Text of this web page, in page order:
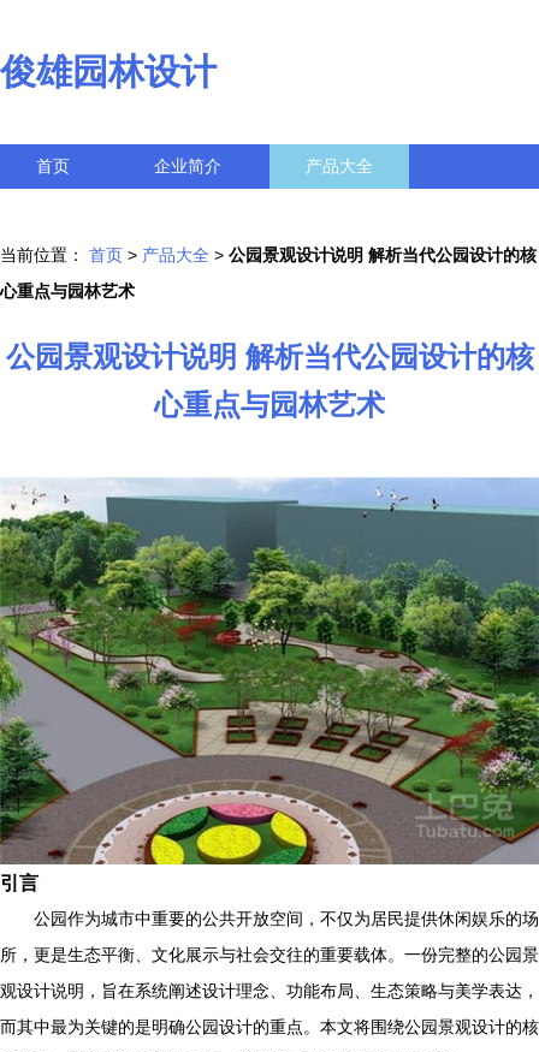
俊雄园林设计
首页 企业简介 产品大全
当前位置： 首页 > 产品大全 > 公园景观设计说明 解析当代公园设计的核
心重点与园林艺术
公园景观设计说明 解析当代公园设计的核
心重点与园林艺术
引言
公园作为城市中重要的公共开放空间，不仅为居民提供休闲娱乐的场
所，更是生态平衡、文化展示与社会交往的重要载体。一份完整的公园景
观设计说明，旨在系统阐述设计理念、功能布局、生态策略与美学表达，
而其中最为关键的是明确公园设计的重点。本文将围绕公园景观设计的核